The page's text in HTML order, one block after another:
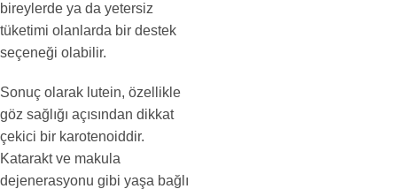
bireylerde ya da yetersiz
tüketimi olanlarda bir destek
seçeneği olabilir.
Sonuç olarak lutein, özellikle
göz sağlığı açısından dikkat
çekici bir karotenoiddir.
Katarakt ve makula
dejenerasyonu gibi yaşa bağlı